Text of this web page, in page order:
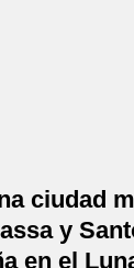
ciudad
y
en el